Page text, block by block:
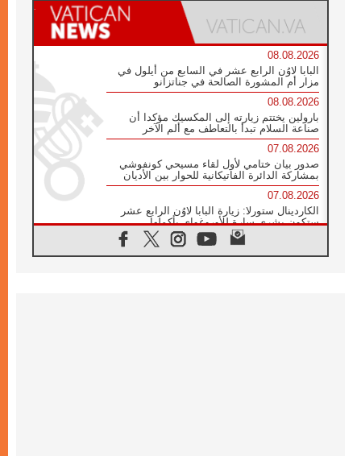
08.08.2026
البابا لاوُن الرابع عشر في السابع من أيلول في
مزار أم المشورة الصالحة في جناتزانو
08.08.2026
بارولين يختتم زيارته إلى المكسيك مؤكدا أن
صناعة السلام تبدأ بالتعاطف مع ألم الآخر
07.08.2026
صدور بيان ختامي لأول لقاء مسيحي كونفوشي
بمشاركة الدائرة الفاتيكانية للحوار بين الأديان
07.08.2026
الكاردينال ستورلا: زيارة البابا لاوُن الرابع عشر
ستكون بشرى سارة للأوروغواي بأكملها
الفاتيكان يعلن برنامج الزيارة الرسولية للبابا لاوُن